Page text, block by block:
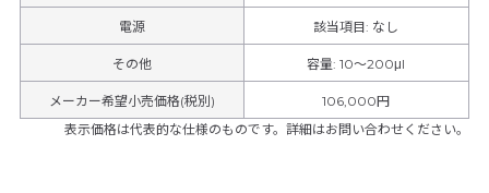
電源 該当項目: なし
その他 容量:10～200μl
メーカー希望小売価格(税別)
106,000円
表示価格は代表的な仕様のものです。詳細はお問い合わせください。